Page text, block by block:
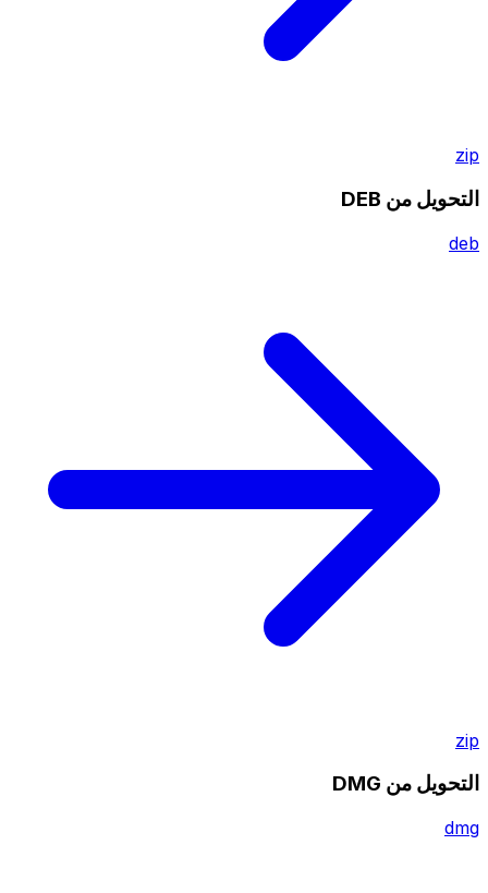
zip
التحويل من DEB
deb
zip
التحويل من DMG
dmg